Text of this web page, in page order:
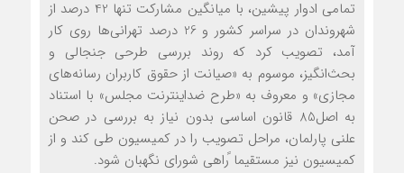
تمامي ادوار پيشين، با ميانگين مشاركت تنها 42 درصد از
شهروندان در سراسر كشور و 26 درصد تهراني‌ها روي كار
آمد، تصويب كرد كه روند بررسي طرحي جنجالي و
بحث‌انگيز، موسوم به «صيانت از حقوق كاربران رسانه‌هاي
مجازي» و معروف به «طرح ضداينترنت مجلس» با استناد
به اصل85 قانون اساسي بدون نياز به بررسي در صحن
علني پارلمان، مراحل تصويب را در كميسيون طي كند و از
كميسيون نيز مستقيما ًراهي شوراي نگهبان شود.